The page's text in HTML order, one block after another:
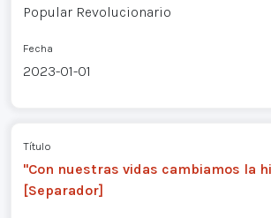
Popular Revolucionario
Fecha
2023-01-01
Título
"Con nuestras vidas cambiamos la
[Separador]